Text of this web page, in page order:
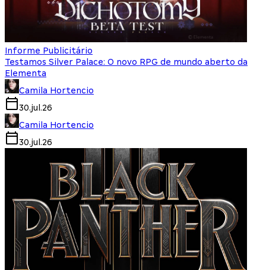
Informe Publicitário
Testamos Silver Palace: O novo RPG de mundo aberto da
Elementa
Camila Hortencio
30.jul.26
Camila Hortencio
30.jul.26